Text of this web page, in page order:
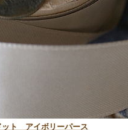
ト アイボリーパース